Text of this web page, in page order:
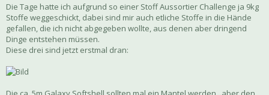
Die Tage hatte ich aufgrund so einer Stoff Aussortier Challenge ja 9kg
Stoffe weggeschickt, dabei sind mir auch etliche Stoffe in die Hände
gefallen, die ich nicht abgegeben wollte, aus denen aber dringend
Dinge entstehen müssen.
Diese drei sind jetzt erstmal dran: